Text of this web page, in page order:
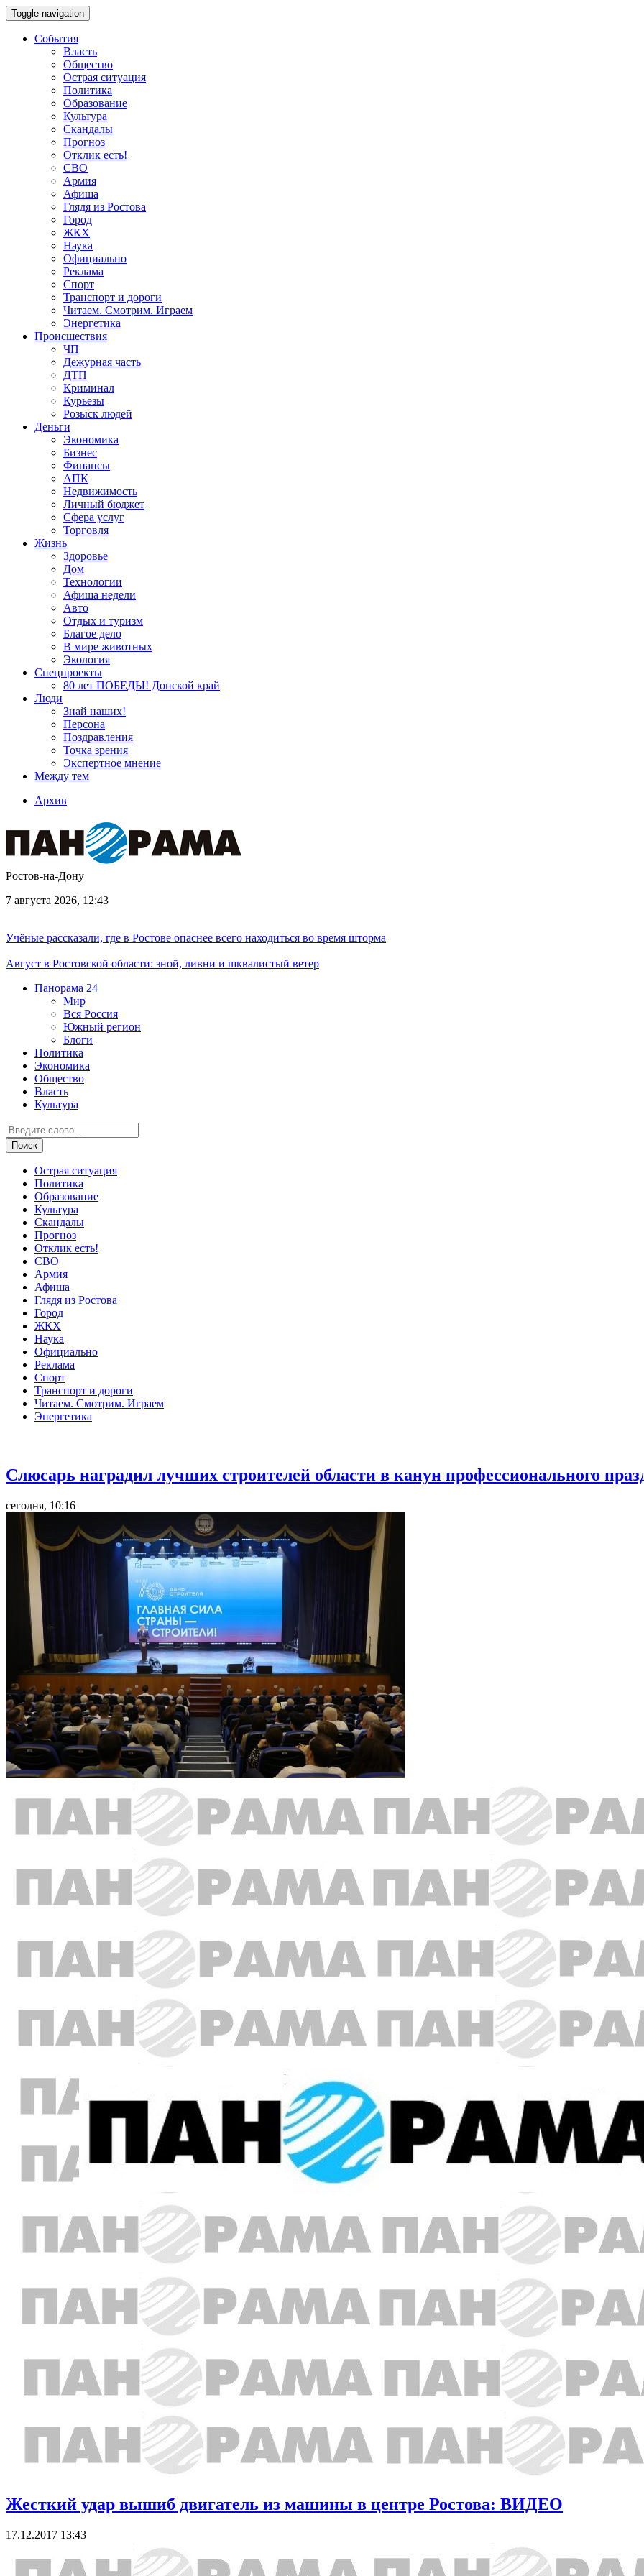
Toggle navigation
События
Власть
Общество
Острая ситуация
Политика
Образование
Культура
Скандалы
Прогноз
Отклик есть!
СВО
Армия
Афиша
Глядя из Ростова
Город
ЖКХ
Наука
Официально
Реклама
Спорт
Транспорт и дороги
Читаем. Смотрим. Играем
Энергетика
Происшествия
ЧП
Дежурная часть
ДТП
Криминал
Курьезы
Розыск людей
Деньги
Экономика
Бизнес
Финансы
АПК
Недвижимость
Личный бюджет
Сфера услуг
Торговля
Жизнь
Здоровье
Дом
Технологии
Афиша недели
Авто
Отдых и туризм
Благое дело
В мире животных
Экология
Спецпроекты
80 лет ПОБЕДЫ! Донской край
Люди
Знай наших!
Персона
Поздравления
Точка зрения
Экспертное мнение
Между тем
Архив
Ростов-на-Дону
7 августа 2026, 12:43
Учёные рассказали, где в Ростове опаснее всего находиться во время шторма
Август в Ростовской области: зной, ливни и шквалистый ветер
Панорама 24
Мир
Вся Россия
Южный регион
Блоги
Политика
Экономика
Общество
Власть
Культура
Острая ситуация
Политика
Образование
Культура
Скандалы
Прогноз
Отклик есть!
СВО
Армия
Афиша
Глядя из Ростова
Город
ЖКХ
Наука
Официально
Реклама
Спорт
Транспорт и дороги
Читаем. Смотрим. Играем
Энергетика
Слюсарь наградил лучших строителей области в канун профессионального
сегодня, 10:16
Жесткий удар вышиб двигатель из машины в центре Ростова: ВИДЕО
17.12.2017 13:43